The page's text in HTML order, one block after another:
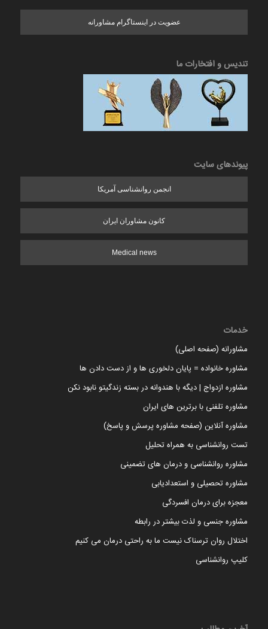
عضویت در اینستاگرام مشاورانه
تندیس و افتخارات ما
پیوندهای سایت
انجمن روانشناسی آمریکا
کانون مشاوران ایران
Medical news
خدمات
مشاورانه (صفحه اصلی)
مشاوره خانواده = پایان دلخوری ها و از دست دادن ها
مشاوره ازدواج | دیگه با هندوانه در بسته زندگیتو نابود نکن
مشاوره تلفنی با برترین های ایران
مشاوره آنلاین (صفحه مشاوره پرسش و پاسخ)
تست روانشناسی به همراه تحلیل
مشاوره روانشناسی و درمان های تضمینی
مشاوره تحصیلی و استعدادیابی
معجزه برای درمان افسردگی
مشاوره جنسی و لذت بیشتر در رابطه
اختلال روان ترسناک نیست ما به راحتی درمان می کنیم
کلیپ روانشناسی